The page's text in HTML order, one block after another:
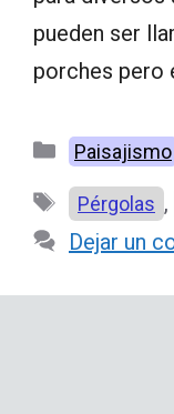
pueden ser
porches pero
Categorías
Paisajismo
Etiquetas
Pérgolas ,
Dejar un